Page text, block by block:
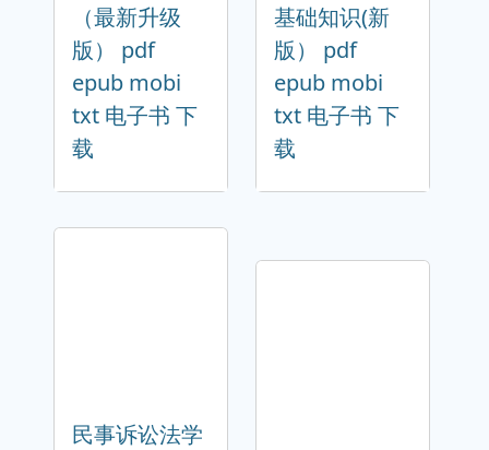
（最新升级
版） pdf
epub mobi
txt 电子书 下
载
基础知识(新
版） pdf
epub mobi
txt 电子书 下
载
民事诉讼法学